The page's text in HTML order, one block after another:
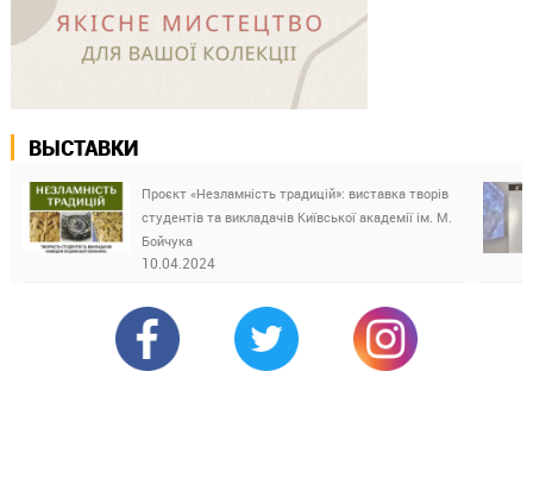
ВЫСТАВКИ
Проєкт «Незламність традицій»: виставка творів
студентів та викладачів Київської академії ім. М.
Бойчука
10.04.2024